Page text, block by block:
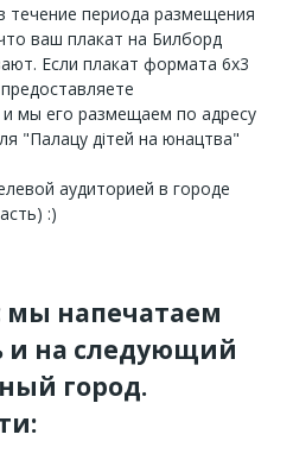
течение периода размещения
ваш плакат на Билборд
Если плакат формата 6х3
мы его размещаем по адресу
"Палацу дітей на юнацтва"
аудиторией в городе
:)
мы напечатаем
и на следующий
город.